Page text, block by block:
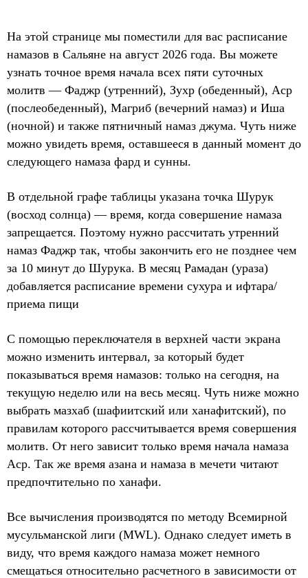
На этой странице мы поместили для вас расписание
намазов в Сальяне на август 2026 года. Вы можете
узнать точное время начала всех пяти суточных
молитв — Фаджр (утренний), Зухр (обеденный), Аср
(послеобеденный), Магриб (вечерний намаз) и Иша
(ночной) и также пятничный намаз джума. Чуть ниже
можно увидеть время, оставшееся в данный момент до
следующего намаза фард и сунны.
В отдельной графе таблицы указана точка Шурук
(восход солнца) — время, когда совершение намаза
запрещается. Поэтому нужно рассчитать утренний
намаз Фаджр так, чтобы закончить его не позднее чем
за 10 минут до Шурука. В месяц Рамадан (ураза)
добавляется расписание времени сухура и ифтара/
приема пищи
С помощью переключателя в верхней части экрана
можно изменить интервал, за который будет
показываться время намазов: только на сегодня, на
текущую неделю или на весь месяц. Чуть ниже можно
выбрать мазхаб (шафиитский или ханафитский), по
правилам которого рассчитывается время совершения
молитв. От него зависит только время начала намаза
Аср. Так же время азана и намаза в мечети читают
предпочтительно по ханафи.
Все вычисления производятся по методу Всемирной
мусульманской лиги (MWL). Однако следует иметь в
виду, что время каждого намаза может немного
смещаться относительно расчетного в зависимости от